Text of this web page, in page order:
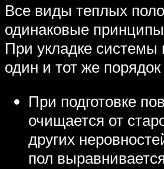
Все виды теплых
одинаковые
При укладке системы
один и тот же
При подготовке
очищается от
других
пол